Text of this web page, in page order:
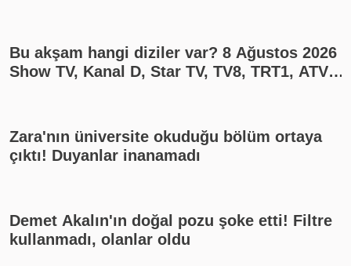
Bu akşam hangi diziler var? 8 Ağustos 2026
Show TV, Kanal D, Star TV, TV8, TRT1, ATV
Zara'nın üniversite okuduğu bölüm ortaya
çıktı! Duyanlar inanamadı
Demet Akalın'ın doğal pozu şoke etti! Filtre
kullanmadı, olanlar oldu